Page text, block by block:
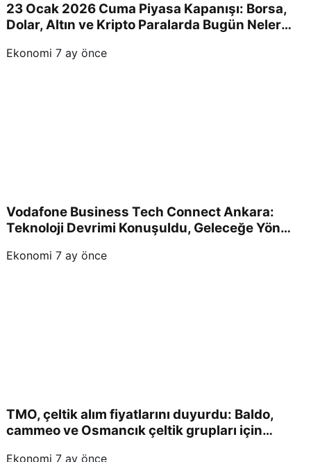
23 Ocak 2026 Cuma Piyasa Kapanışı: Borsa,
Dolar, Altın ve Kripto Paralarda Bugün Neler
Ekonomi 7 ay önce
Vodafone Business Tech Connect Ankara:
Teknoloji Devrimi Konuşuldu, Geleceğe Yön
Ekonomi 7 ay önce
TMO, çeltik alım fiyatlarını duyurdu: Baldo,
cammeo ve Osmancık çeltik grupları için
Ekonomi 7 ay önce